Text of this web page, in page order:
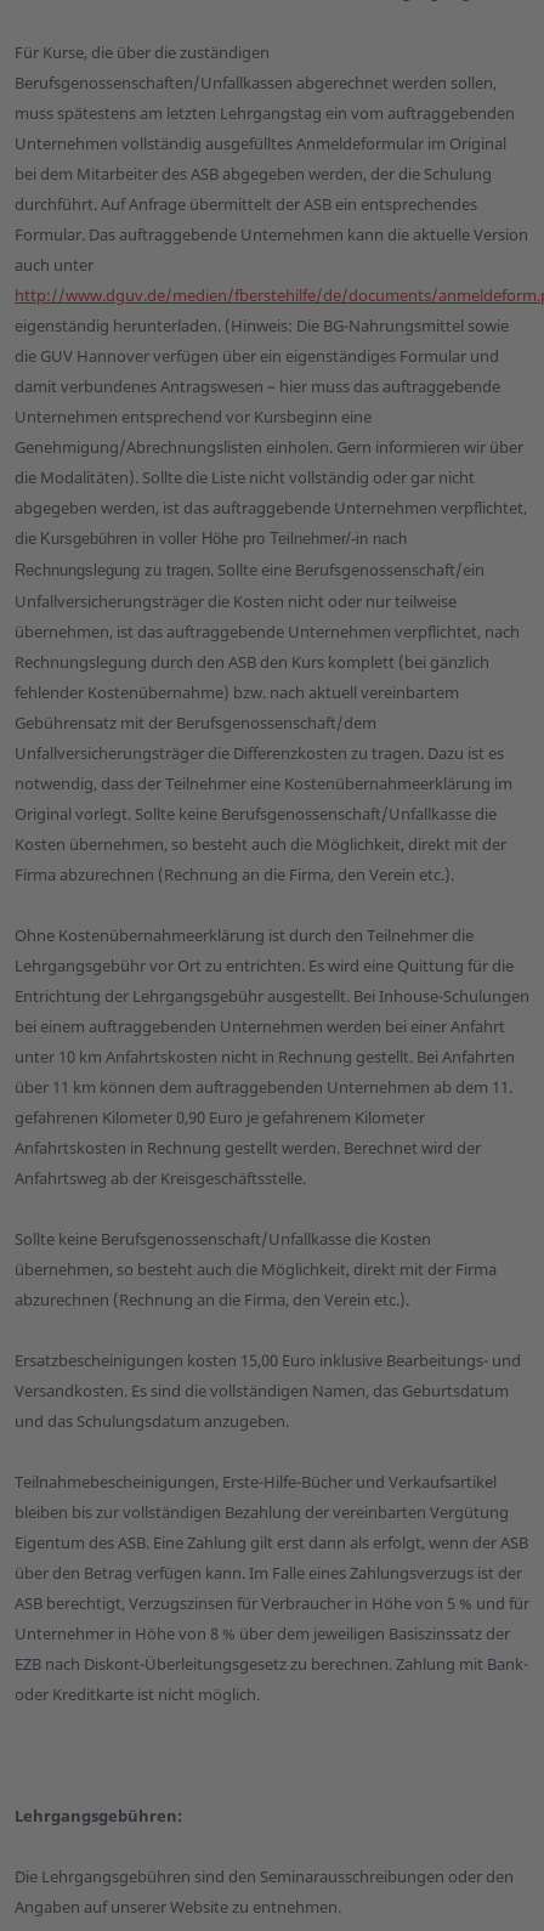
Für Kurse, die über die zuständigen
Berufsgenossenschaften/Unfallkassen abgerechnet werden sollen,
muss spätestens am letzten Lehrgangstag ein vom auftraggebenden
Unternehmen vollständig ausgefülltes Anmeldeformular im Original
bei dem Mitarbeiter des ASB abgegeben werden, der die Schulung
durchführt. Auf Anfrage übermittelt der ASB ein entsprechendes
Formular. Das auftraggebende Unternehmen kann die aktuelle Version
auch unter
http://www.dguv.de/medien/fberstehilfe/de/documents/
eigenständig herunterladen. (Hinweis: Die BG-Nahrungsmittel sowie
die GUV Hannover verfügen über ein eigenständiges Formular und
damit verbundenes Antragswesen – hier muss das auftraggebende
Unternehmen entsprechend vor Kursbeginn eine
Genehmigung/Abrechnungslisten einholen. Gern informieren wir über
die Modalitäten). Sollte die Liste nicht vollständig oder gar nicht
abgegeben werden, ist das auftraggebende Unternehmen verpflichtet,
die Kursgebühren in voller Höhe pro Teilnehmer/-in nach
Rechnungslegung zu tragen. Sollte eine Berufsgenossenschaft/ein
Unfallversicherungsträger die Kosten nicht oder nur teilweise
übernehmen, ist das auftraggebende Unternehmen verpflichtet, nach
Rechnungslegung durch den ASB den Kurs komplett (bei gänzlich
fehlender Kostenübernahme) bzw. nach aktuell vereinbartem
Gebührensatz mit der Berufsgenossenschaft/dem
Unfallversicherungsträger die Differenzkosten zu tragen. Dazu ist es
notwendig, dass der Teilnehmer eine Kostenübernahmeerklärung im
Original vorlegt. Sollte keine Berufsgenossenschaft/Unfall­kasse die
Kosten übernehmen, so besteht auch die Möglichkeit, direkt mit der
Firma abzurechnen (Rechnung an die Firma, den Verein etc.).
Ohne Kostenübernahmeerklärung ist durch den Teilnehmer die
Lehrgangsgebühr vor Ort zu entrichten. Es wird eine Quittung für die
Entrichtung der Lehrgangsgebühr ausgestellt. Bei Inhouse-Schulungen
bei einem auftraggebenden Unternehmen werden bei einer Anfahrt
unter 10 km Anfahrtskosten nicht in Rechnung gestellt. Bei Anfahrten
über 11 km können dem auftraggebenden Unternehmen ab dem 11.
gefahrenen Kilometer 0,90 Euro je gefahrenem Kilometer
Anfahrtskosten in Rechnung gestellt werden. Berechnet wird der
Anfahrtsweg ab der Kreisgeschäftsstelle.
Sollte keine Berufsgenossenschaft/Unfall­kasse die Kosten
übernehmen, so besteht auch die Möglichkeit, direkt mit der Firma
abzurechnen (Rechnung an die Firma, den Verein etc.).
Ersatzbescheinigungen kosten 15,00 Euro inklusive Bearbeitungs- und
Versandkosten. Es sind die vollständigen Namen, das Geburtsdatum
und das Schulungsdatum anzugeben.
Teilnahmebescheinigungen, Erste-Hilfe-Bücher und Verkaufsartikel
bleiben bis zur vollständigen Bezahlung der vereinbarten Vergütung
Eigentum des ASB. Eine Zahlung gilt erst dann als erfolgt, wenn der ASB
über den Betrag verfügen kann. Im Falle eines Zahlungsverzugs ist der
ASB berechtigt, Verzugszinsen für Verbraucher in Höhe von 5 % und für
Unternehmer in Höhe von 8 % über dem jeweiligen Basiszinssatz der
EZB nach Diskont-Überleitungsgesetz zu berechnen. Zahlung mit Bank-
oder Kreditkarte ist nicht möglich.
Lehrgangsgebühren:
Die Lehrgangsgebühren sind den Seminarausschreibungen oder den
Angaben auf unserer Website zu entnehmen.